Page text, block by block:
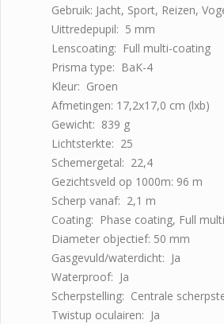
Gebruik: Jacht, Sport, Reizen,
Uittredepupil: 5 mm
Lenscoating: Full multi-coating
Prisma type: BaK-4
Kleur: Groen
Afmetingen: 17,2x17,0 cm (lxb)
Gewicht: 839 g
Lichtsterkte: 25
Schemergetal: 22,4
Gezichtsveld op 1000m: 96 m
Scherp vanaf: 2,1 m
Coating: Phase coating, Full
Diameter objectief: 50 mm
Gasgevuld/waterdicht: Ja
Waterproof: Ja
Scherpstelling: Centrale
Twistup oculairen: Ja